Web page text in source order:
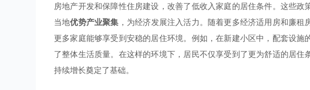
房地产开发和保障性住房建设，改善了低收入家庭的居住条件。这些政
当地优势产业聚集 ，为经济发展注入活力。随着更多经济适用房和廉
更多家庭能够享受到安稳的居住环境。例如，在新建小区中，配套设
了整体生活质量。在这样的环境下，居民不仅享受到了更为舒适的居
持续增长奠定了基础。